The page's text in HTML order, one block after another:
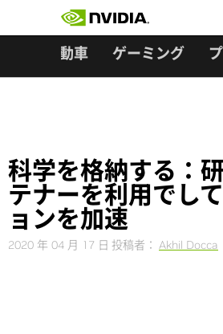
自動車 ゲーミング
科学を格納する：
テナーを利用でし
ョンを加速
2020 年 04 月 17 日 投稿者： Akhil Docca